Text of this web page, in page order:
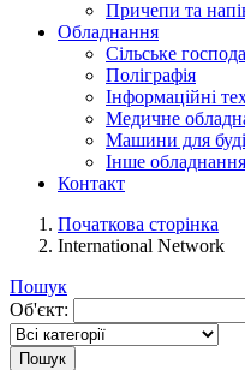
Причепи та
Обладнання
Сільське
Поліграфія
Інформаційні
Медичне
Машини для
Інше обладнання
Контакт
Початкова сторінка
International Network
Пошук
Об'єкт:
Пошук